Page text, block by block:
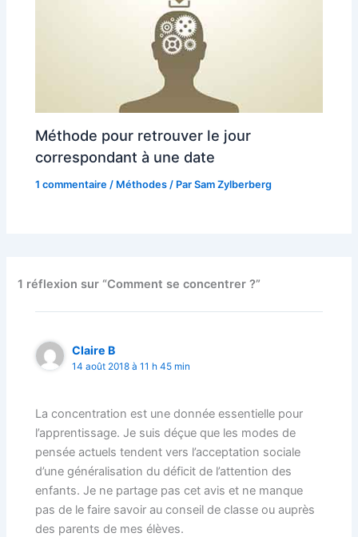
Méthode pour retrouver le jour
correspondant à une date
1 commentaire / Méthodes / ParSam Zylberberg
1 réflexion sur “Comment se concentrer ?”
Claire B
14 août 2018 à 11 h 45 min
La concentration est une donnée essentielle pour
l’apprentissage. Je suis déçue que les modes de
pensée actuels tendent vers l’acceptation sociale
d’une généralisation du déficit de l’attention des
enfants. Je ne partage pas cet avis et ne manque
pas de le faire savoir au conseil de classe ou auprès
des parents de mes élèves.